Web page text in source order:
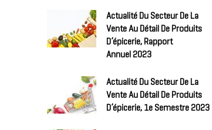
Actualité Du Secteur De La
Vente Au Détail De Produits
D’épicerie, Rapport
Annuel 2023
Actualité Du Secteur De La
Vente Au Détail De Produits
D’épicerie, 1e Semestre 2023